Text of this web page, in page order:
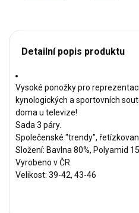
Detailní popis produktu
Vysoké ponožky pro
kynologických a sportovních
doma u televize!
Sada 3 páry.
Společenské "trendy",
Složení: Bavlna 80%, Polyamid
Vyrobeno v ČR.
Velikost: 39-42, 43-46